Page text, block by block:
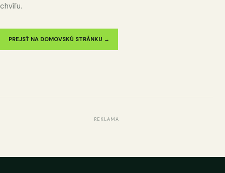
chvíľu.
PREJSŤ NA DOMOVSKÚ STRÁNKU →
REKLAMA